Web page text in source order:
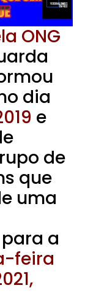
ONG
dia
e
de
que
uma
a
feira